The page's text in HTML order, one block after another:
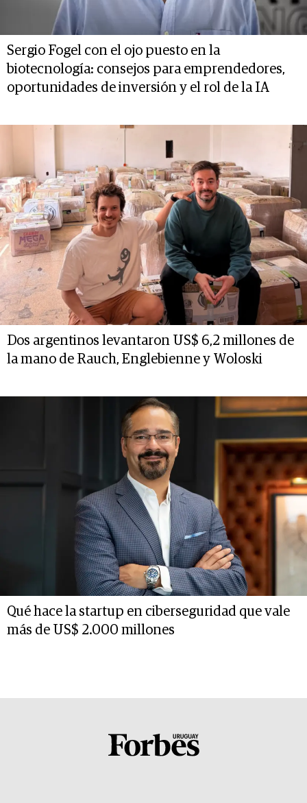
Sergio Fogel con el ojo puesto en la
biotecnología: consejos para emprendedores,
oportunidades de inversión y el rol de la IA
Dos argentinos levantaron US$ 6,2 millones de
la mano de Rauch, Englebienne y Woloski
Qué hace la startup en ciberseguridad que vale
más de US$ 2.000 millones